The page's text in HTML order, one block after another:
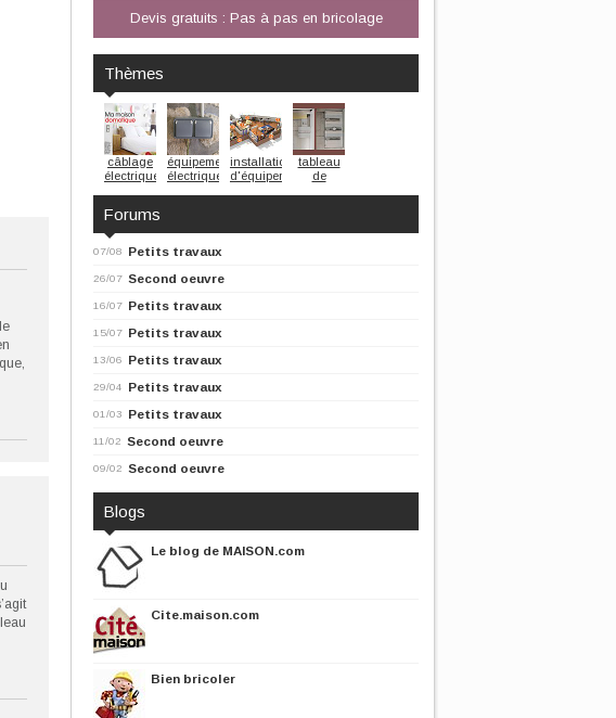
Devis gratuits : Pas à pas en bricolage
Thèmes
câblage
électrique
équipement
électrique
installation
d'équipements
tableau
de
Forums
07/08 Petits travaux
26/07 Second oeuvre
16/07 Petits travaux
15/07 Petits travaux
13/06 Petits travaux
29/04 Petits travaux
01/03 Petits travaux
11/02 Second oeuvre
09/02 Second oeuvre
Blogs
Le blog de MAISON.com
Cite.maison.com
Bien bricoler